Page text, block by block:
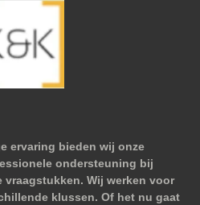
ervaring bieden wij onze
ondersteuning bij
Wij werken voor
klussen. Of het nu gaat